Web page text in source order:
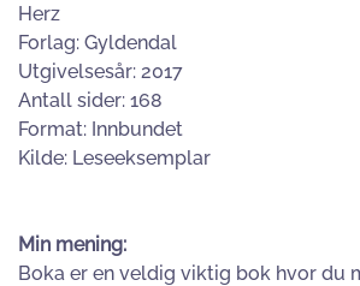
Herz
Forlag: Gyldendal
Utgivelsesår: 2017
Antall sider: 168
Format: Innbundet
Kilde: Leseeksemplar
Min mening:
Boka er en veldig viktig bok hvor du